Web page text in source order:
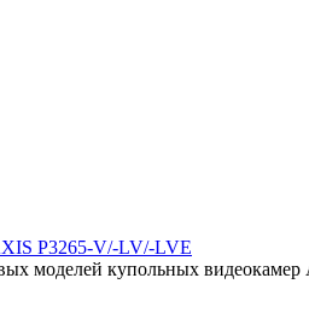
P3265-V/-LV/-LVE
моделей купольных